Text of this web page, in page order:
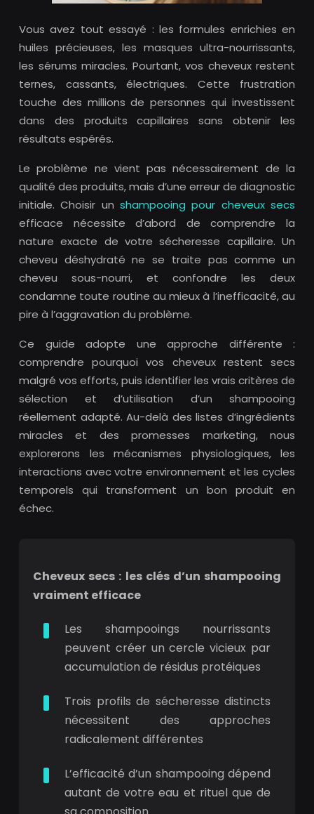
Vous avez tout essayé : les formules enrichies en
huiles précieuses, les masques ultra-nourrissants,
les sérums miracles. Pourtant, vos cheveux restent
ternes, cassants, électriques. Cette frustration
touche des millions de personnes qui investissent
dans des produits capillaires sans obtenir les
résultats espérés.
Le problème ne vient pas nécessairement de la
qualité des produits, mais d’une erreur de diagnostic
initiale. Choisir un shampooing pour cheveux secs
efficace nécessite d’abord de comprendre la
nature exacte de votre sécheresse capillaire. Un
cheveu déshydraté ne se traite pas comme un
cheveu sous-nourri, et confondre les deux
condamne toute routine au mieux à l’inefficacité, au
pire à l’aggravation du problème.
Ce guide adopte une approche différente :
comprendre pourquoi vos cheveux restent secs
malgré vos efforts, puis identifier les vrais critères de
sélection et d’utilisation d’un shampooing
réellement adapté. Au-delà des listes d’ingrédients
miracles et des promesses marketing, nous
explorerons les mécanismes physiologiques, les
interactions avec votre environnement et les cycles
temporels qui transforment un bon produit en
échec.
Cheveux secs : les clés d’un shampooing
vraiment efficace
Les shampooings nourrissants
peuvent créer un cercle vicieux par
accumulation de résidus protéiques
Trois profils de sécheresse distincts
nécessitent des approches
radicalement différentes
L’efficacité d’un shampooing dépend
autant de votre eau et rituel que de